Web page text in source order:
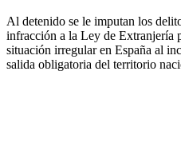
Al detenido se le imputan los
infracción a la Ley de Extranjería
situación irregular en España al
salida obligatoria del territorio